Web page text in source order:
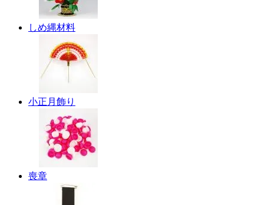
しめ縄材料
小正月飾り
喪章